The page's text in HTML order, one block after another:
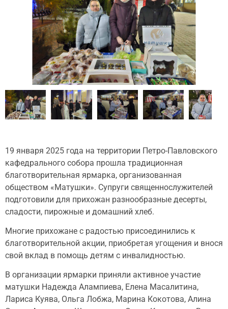
19 января 2025 года на территории Петро-Павловского
кафедрального собора прошла традиционная
благотворительная ярмарка, организованная
обществом «Матушки». Супруги священнослужителей
подготовили для прихожан разнообразные десерты,
сладости, пирожные и домашний хлеб.
Многие прихожане с радостью присоединились к
благотворительной акции, приобретая угощения и внося
свой вклад в помощь детям с инвалидностью.
В организации ярмарки приняли активное участие
матушки Надежда Алампиева, Елена Масалитина,
Лариса Куява, Ольга Лобжа, Марина Кокотова, Алина